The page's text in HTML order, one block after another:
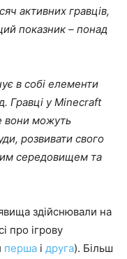
активних гравців,
показник – понад
в собі елементи
Гравці у Minecraft
вони можуть
розвивати свого
середовищем та
здійснювали на
про ігрову
перша і друга). Більш